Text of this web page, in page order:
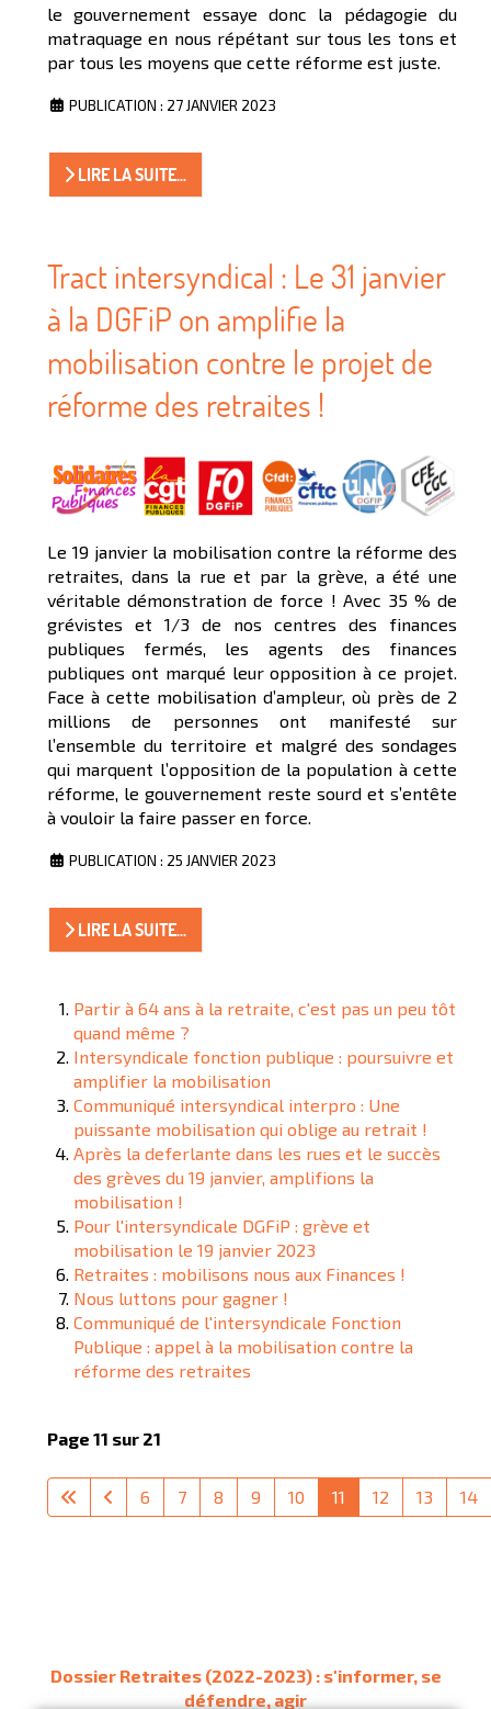
le gouvernement essaye donc la pédagogie du
matraquage en nous répétant sur tous les tons et
par tous les moyens que cette réforme est juste.
PUBLICATION : 27 JANVIER 2023
LIRE LA SUITE...
Tract intersyndical : Le 31 janvier
à la DGFiP on amplifie la
mobilisation contre le projet de
réforme des retraites !
Le 19 janvier la mobilisation contre la réforme des
retraites, dans la rue et par la grève, a été une
véritable démonstration de force ! Avec 35 % de
grévistes et 1/3 de nos centres des finances
publiques fermés, les agents des finances
publiques ont marqué leur opposition à ce projet.
Face à cette mobilisation d’ampleur, où près de 2
millions de personnes ont manifesté sur
l’ensemble du territoire et malgré des sondages
qui marquent l’opposition de la population à cette
réforme, le gouvernement reste sourd et s’entête
à vouloir la faire passer en force.
PUBLICATION : 25 JANVIER 2023
LIRE LA SUITE...
Partir à 64 ans à la retraite, c'est pas un peu tôt
quand même ?
Intersyndicale fonction publique : poursuivre et
amplifier la mobilisation
Communiqué intersyndical interpro : Une
puissante mobilisation qui oblige au retrait !
Après la deferlante dans les rues et le succès
des grèves du 19 janvier, amplifions la
mobilisation !
Pour l'intersyndicale DGFiP : grève et
mobilisation le 19 janvier 2023
Retraites : mobilisons nous aux Finances !
Nous luttons pour gagner !
Communiqué de l'intersyndicale Fonction
Publique : appel à la mobilisation contre la
réforme des retraites
Page 11 sur 21
6 7 8 9 10 11 12 13 14
Dossier Retraites (2022-2023) : s'informer, se
défendre, agir